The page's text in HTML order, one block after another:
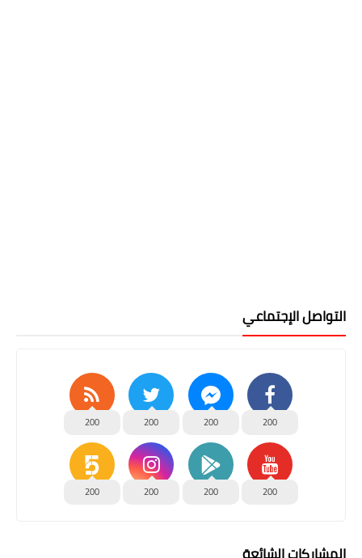
التواصل الإجتماعي
200
200
200
200
200
200
200
200